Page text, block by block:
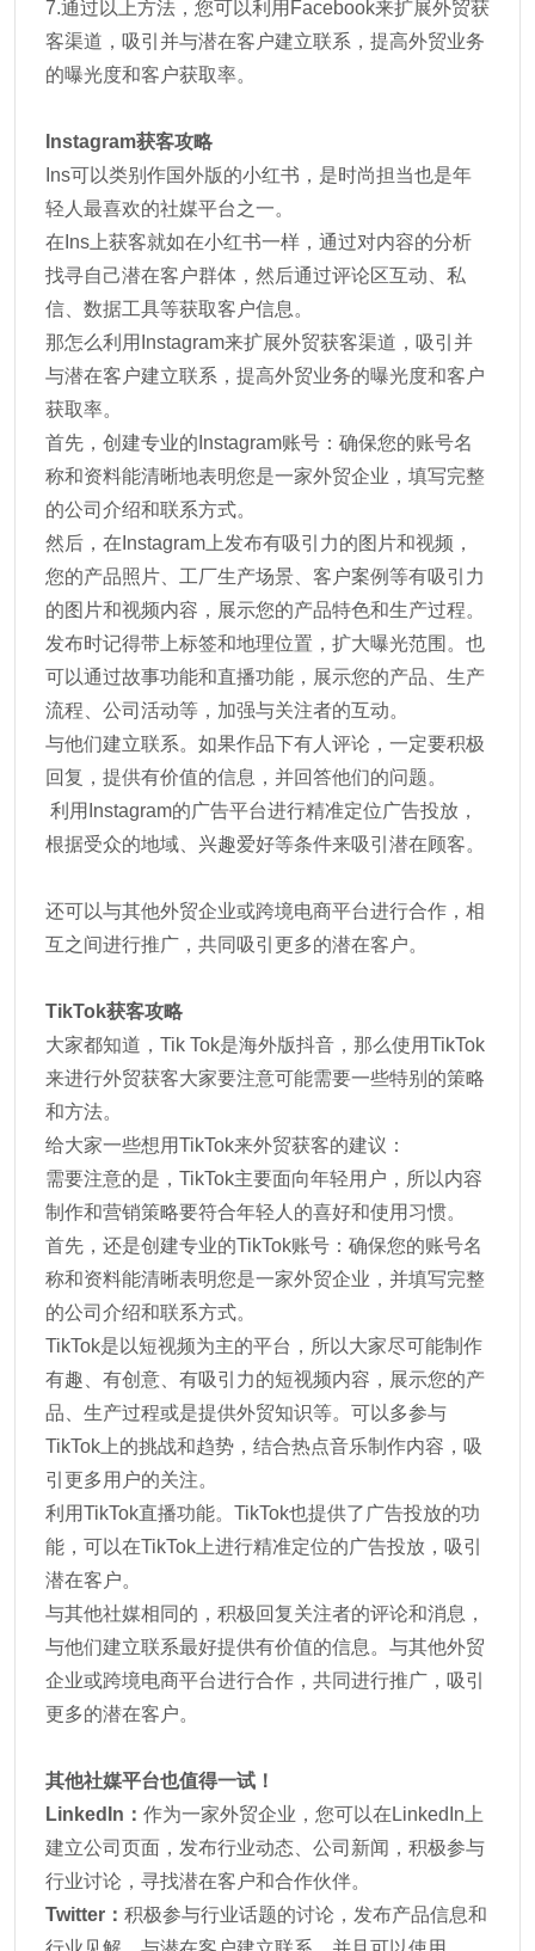
7.通过以上方法，您可以利用Facebook来扩展外贸获
客渠道，吸引并与潜在客户建立联系，提高外贸业务
的曝光度和客户获取率。
Instagram获客攻略
Ins可以类别作国外版的小红书，是时尚担当也是年
轻人最喜欢的社媒平台之一。
在Ins上获客就如在小红书一样，通过对内容的分析
找寻自己潜在客户群体，然后通过评论区互动、私
信、数据工具等获取客户信息。
那怎么利用Instagram来扩展外贸获客渠道，吸引并
与潜在客户建立联系，提高外贸业务的曝光度和客户
获取率。
首先，创建专业的Instagram账号：确保您的账号名
称和资料能清晰地表明您是一家外贸企业，填写完整
的公司介绍和联系方式。
然后，在Instagram上发布有吸引力的图片和视频，
您的产品照片、工厂生产场景、客户案例等有吸引力
的图片和视频内容，展示您的产品特色和生产过程。
发布时记得带上标签和地理位置，扩大曝光范围。也
可以通过故事功能和直播功能，展示您的产品、生产
流程、公司活动等，加强与关注者的互动。
与他们建立联系。如果作品下有人评论，一定要积极
回复，提供有价值的信息，并回答他们的问题。
利用Instagram的广告平台进行精准定位广告投放，
根据受众的地域、兴趣爱好等条件来吸引潜在顾客。
还可以与其他外贸企业或跨境电商平台进行合作，相
互之间进行推广，共同吸引更多的潜在客户。
TikTok获客攻略
大家都知道，Tik Tok是海外版抖音，那么使用TikTok
来进行外贸获客大家要注意可能需要一些特别的策略
和方法。
给大家一些想用TikTok来外贸获客的建议：
需要注意的是，TikTok主要面向年轻用户，所以内容
制作和营销策略要符合年轻人的喜好和使用习惯。
首先，还是创建专业的TikTok账号：确保您的账号名
称和资料能清晰表明您是一家外贸企业，并填写完整
的公司介绍和联系方式。
TikTok是以短视频为主的平台，所以大家尽可能制作
有趣、有创意、有吸引力的短视频内容，展示您的产
品、生产过程或是提供外贸知识等。可以多参与
TikTok上的挑战和趋势，结合热点音乐制作内容，吸
引更多用户的关注。
利用TikTok直播功能。TikTok也提供了广告投放的功
能，可以在TikTok上进行精准定位的广告投放，吸引
潜在客户。
与其他社媒相同的，积极回复关注者的评论和消息，
与他们建立联系最好提供有价值的信息。与其他外贸
企业或跨境电商平台进行合作，共同进行推广，吸引
更多的潜在客户。
其他社媒平台也值得一试！
LinkedIn： 作为一家外贸企业，您可以在LinkedIn上
建立公司页面，发布行业动态、公司新闻，积极参与
行业讨论，寻找潜在客户和合作伙伴。
Twitter： 积极参与行业话题的讨论，发布产品信息和